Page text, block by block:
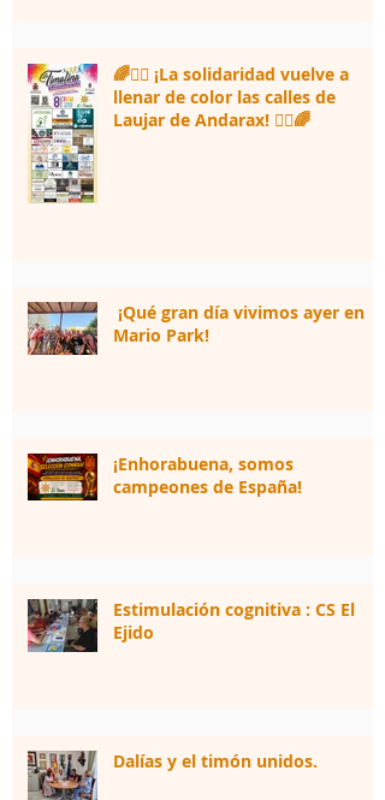
🌈🏃‍♀️ ¡La solidaridad vuelve a
llenar de color las calles de
Laujar de Andarax! 🏃‍♂️🌈
¡Qué gran día vivimos ayer en
Mario Park!
¡Enhorabuena, somos
campeones de España!
Estimulación cognitiva : CS El
Ejido
Dalías y el timón unidos.